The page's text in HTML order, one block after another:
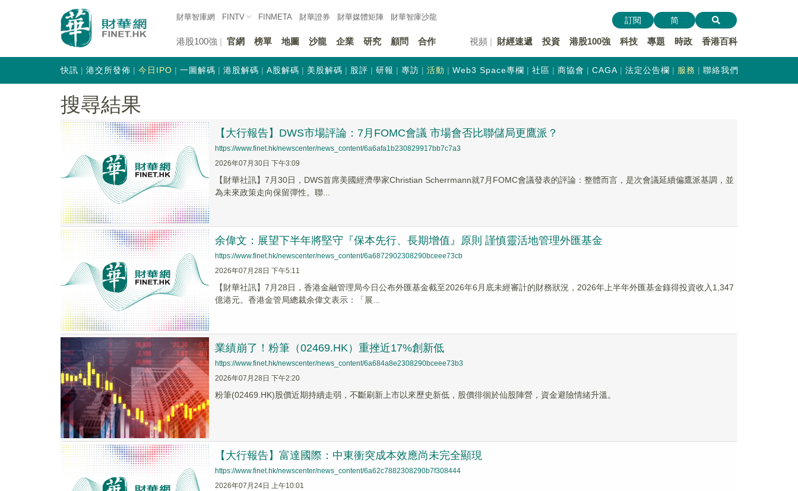
財華智庫網 FINTV FINMETA 財華證券 財華媒體矩陣 財華智庫沙龍
港股100強 官網 榜單 地圖 沙龍 企業 研究 顧問 合作 視頻 財經速遞 投資 港股100強 科技 專題 時政 香港百科
訂閱 简
快訊 港交所發佈 今日IPO 一圖解碼 港股解碼 A股解碼 美股解碼 股評 研報 專訪 活動 Web3 Space專欄 社區 商協會 CAGA 法定公告欄 服務 聯絡我們
搜尋結果
【大行報告】DWS市場評論：7月FOMC會議 市場會否比聯儲局更鷹派？
https://www.finet.hk/newscenter/news_content/6a6afa1b230829917bb7c7a3
2026年07月30日 下午3:09
【財華社訊】7月30日，DWS首席美國經濟學家Christian Scherrmann就7月FOMC會議發表的評論：整體而言，是次會議延續偏鷹派基調，並
為未來政策走向保留彈性。聯...
余偉文：展望下半年將堅守『保本先行、長期增值』原則 謹慎靈活地管理外匯基金
https://www.finet.hk/newscenter/news_content/6a6872902308290bceee73cb
2026年07月28日 下午5:11
【財華社訊】7月28日，香港金融管理局今日公布外匯基金截至2026年6月底未經審計的財務狀況，2026年上半年外匯基金錄得投資收入1,347
億港元。香港金管局總裁余偉文表示：「展...
業績崩了！粉筆（02469.HK）重挫近17%創新低
https://www.finet.hk/newscenter/news_content/6a684a8e2308290bceee73b3
2026年07月28日 下午2:20
粉筆(02469.HK)股價近期持續走弱，不斷刷新上市以來歷史新低，股價徘徊於仙股陣營，資金避險情緒升溫。
【大行報告】富達國際：中東衝突成本效應尚未完全顯現
https://www.finet.hk/newscenter/news_content/6a62c7882308290b7f308444
2026年07月24日 上午10:01